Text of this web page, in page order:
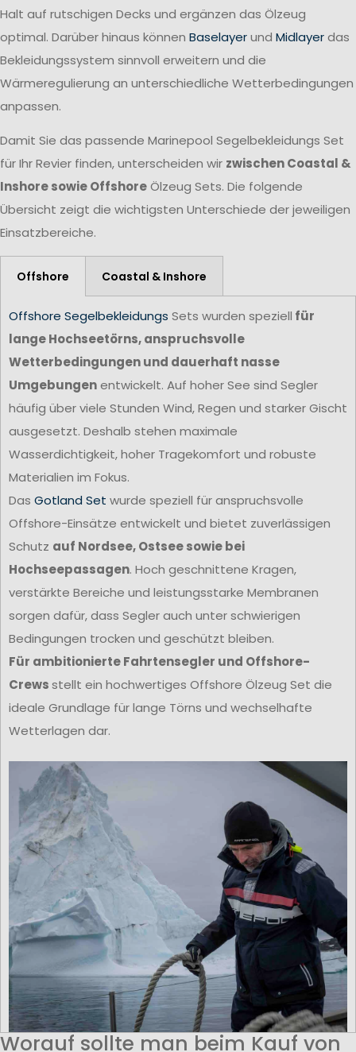
Halt auf rutschigen Decks und ergänzen das Ölzeug
optimal. Darüber hinaus können Baselayerund Midlayerdas
Bekleidungssystem sinnvoll erweitern und die
Wärmeregulierung an unterschiedliche Wetterbedingungen
anpassen.
Damit Sie das passende Marinepool Segelbekleidungs Set
für Ihr Revier finden, unterscheiden wir zwischen Coastal &
Inshore sowie OffshoreÖlzeug Sets. Die folgende
Übersicht zeigt die wichtigsten Unterschiede der jeweiligen
Einsatzbereiche.
Offshore Coastal & Inshore
Offshore Segelbekleidungs Sets wurden speziell für
lange Hochseetörns, anspruchsvolle
Wetterbedingungen und dauerhaft nasse
Umgebungenentwickelt. Auf hoher See sind Segler
häufig über viele Stunden Wind, Regen und starker Gischt
ausgesetzt. Deshalb stehen maximale
Wasserdichtigkeit, hoher Tragekomfort und robuste
Materialien im Fokus.
Das Gotland Set wurde speziell für anspruchsvolle
Offshore-Einsätze entwickelt und bietet zuverlässigen
Schutz auf Nordsee, Ostsee sowie bei
Hochseepassagen. Hoch geschnittene Kragen,
verstärkte Bereiche und leistungsstarke Membranen
sorgen dafür, dass Segler auch unter schwierigen
Bedingungen trocken und geschützt bleiben.
Für ambitionierte Fahrtensegler und Offshore-
Crewsstellt ein hochwertiges Offshore Ölzeug Set die
ideale Grundlage für lange Törns und wechselhafte
Wetterlagen dar.
Worauf sollte man beim Kauf von